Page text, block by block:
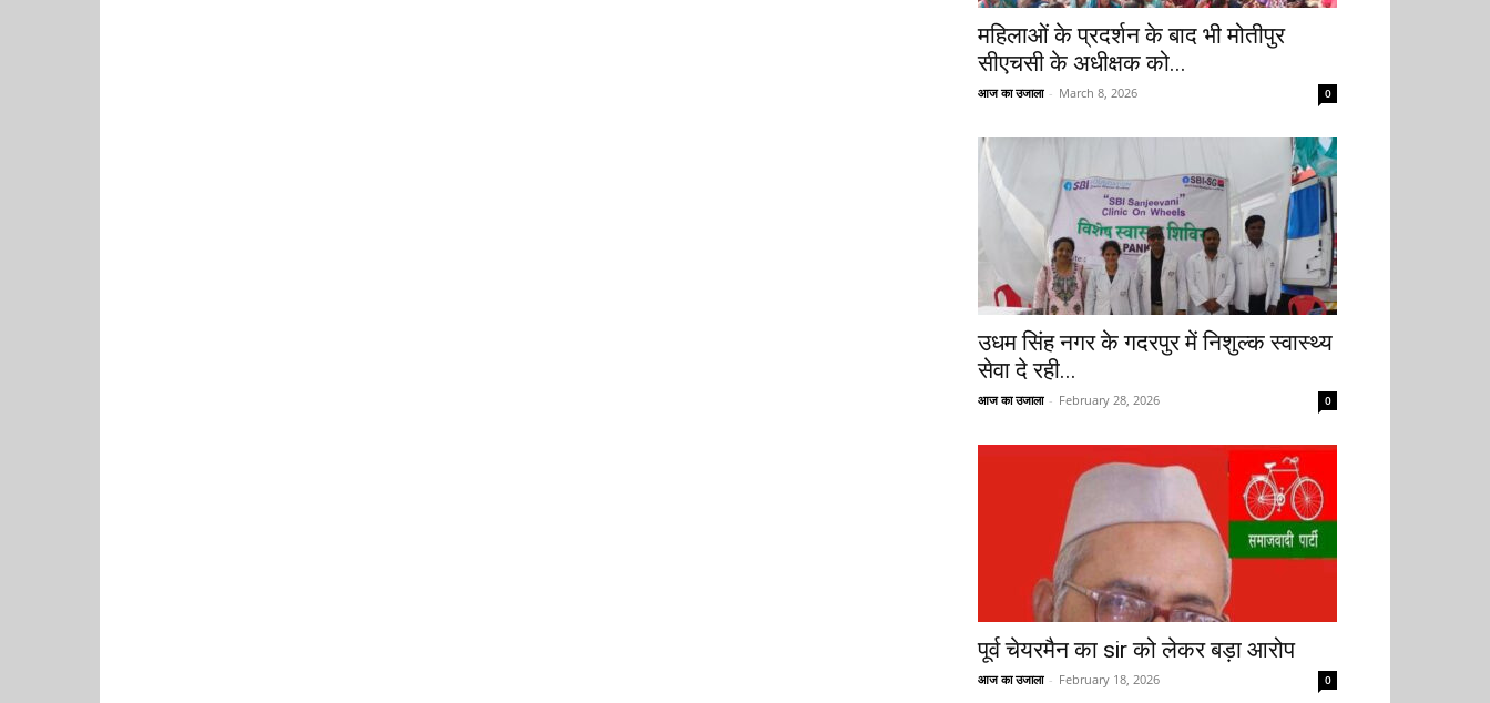
महिलाओं के प्रदर्शन के बाद भी मोतीपुर
सीएचसी के अधीक्षक को...
आज का उजाला - March 8, 2026 0
उधम सिंह नगर के गदरपुर में निशुल्क स्वास्थ्य
सेवा दे रही...
आज का उजाला - February 28, 2026 0
पूर्व चेयरमैन का sir को लेकर बड़ा आरोप
आज का उजाला - February 18, 2026 0